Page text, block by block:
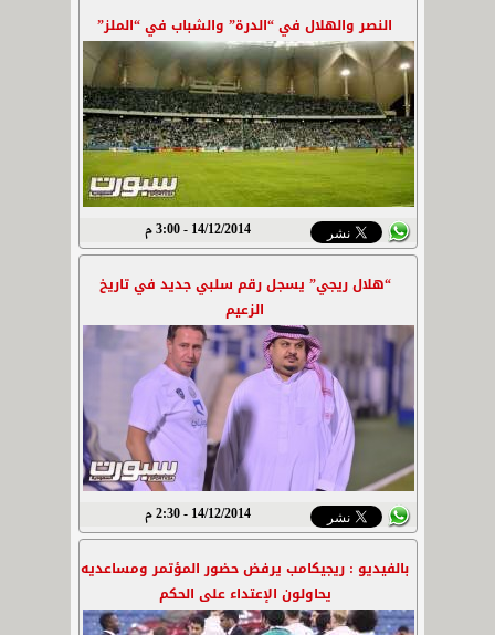
النصر والهلال في “الدرة” والشباب في “الملز”
14/12/2014 - 3:00 م
“هلال ريجي” يسجل رقم سلبي جديد في تاريخ
الزعيم
14/12/2014 - 2:30 م
بالفيديو : ريجيكامب يرفض حضور المؤتمر ومساعديه
يحاولون الإعتداء على الحكم